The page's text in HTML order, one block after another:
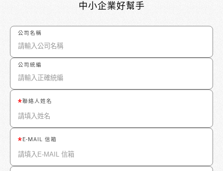
中小企業好幫手
公司名稱
公司統編
聯絡人姓名
E-MAIL 信箱